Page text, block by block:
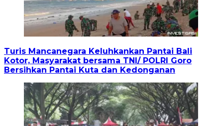
Turis Mancanegara Keluhkankan Pantai Bali
Kotor, Masyarakat bersama TNI/ POLRI Goro
Bersihkan Pantai Kuta dan Kedonganan